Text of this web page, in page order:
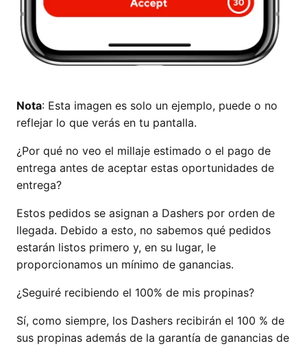
Nota: Esta imagen es solo un ejemplo, puede o no
reflejar lo que verás en tu pantalla.
¿Por qué no veo el millaje estimado o el pago de
entrega antes de aceptar estas oportunidades de
entrega?
Estos pedidos se asignan a Dashers por orden de
llegada. Debido a esto, no sabemos qué pedidos
estarán listos primero y, en su lugar, le
proporcionamos un mínimo de ganancias.
¿Seguiré recibiendo el 100% de mis propinas?
Sí, como siempre, los Dashers recibirán el 100 % de
sus propinas además de la garantía de ganancias de